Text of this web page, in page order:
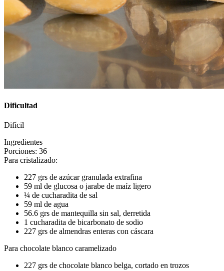
Dificultad
Difícil
Ingredientes
Porciones: 36
Para cristalizado:
227 grs de azúcar granulada extrafina
59 ml de glucosa o jarabe de maíz ligero
¼ de cucharadita de sal
59 ml de agua
56.6 grs de mantequilla sin sal, derretida
1 cucharadita de bicarbonato de sodio
227 grs de almendras enteras con cáscara
Para chocolate blanco caramelizado
227 grs de chocolate blanco belga, cortado en trozos